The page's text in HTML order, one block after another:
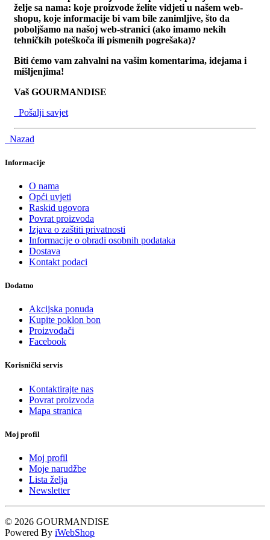
želje sa nama: koje proizvode želite vidjeti u našem web-
shopu, koje informacije bi vam bile zanimljive, što da
poboljšamo na našoj web-stranici (ako imamo nekih
tehničkih poteškoča ili pismenih pogrešaka)?
Biti ćemo vam zahvalni na vašim komentarima, idejama i
mišljenjima!
Vaš GOURMANDISE
Pošalji savjet
Nazad
Informacije
O nama
Opći uvjeti
Raskid ugovora
Povrat proizvoda
Izjava o zaštiti privatnosti
Informacije o obradi osobnih podataka
Dostava
Kontakt podaci
Dodatno
Akcijska ponuda
Kupite poklon bon
Proizvođači
Facebook
Korisnički servis
Kontaktirajte nas
Povrat proizvoda
Mapa stranica
Moj profil
Moj profil
Moje narudžbe
Lista želja
Newsletter
© 2026 GOURMANDISE
Powered By iWebShop